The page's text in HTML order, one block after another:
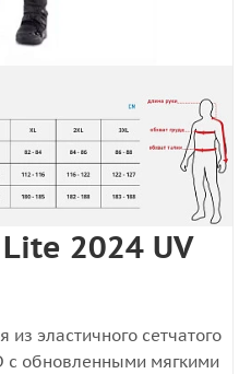
2024 UV
эластичного сетчатого
с обновленными мягкими